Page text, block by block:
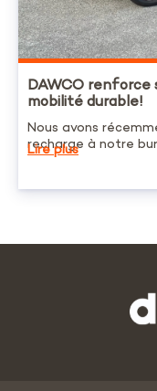
DAWCO renforce
mobilité durable!
Nous avons
recharge à notre
Lire plus